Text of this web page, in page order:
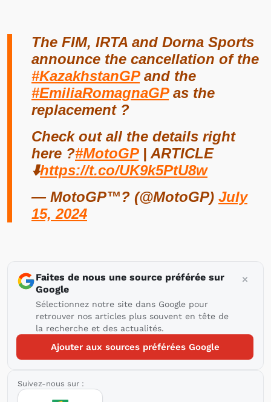
The FIM, IRTA and Dorna Sports
announce the cancellation of the
#KazakhstanGPand the
#EmiliaRomagnaGPas the
replacement ?
Check out all the details right
here ?#MotoGP| ARTICLE
⬇️https://t.co/UK9k5PtU8w
— MotoGP™? (@MotoGP) July
15, 2024
Faites de nous une source préférée sur
Google
Sélectionnez notre site dans Google pour
retrouver nos articles plus souvent en tête de
la recherche et des actualités.
Ajouter aux sources préférées Google
Suivez-nous sur :